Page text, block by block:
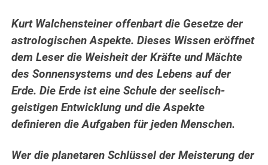
Kurt Walchensteiner offenbart die Gesetze der
astrologischen Aspekte. Dieses Wissen eröffnet
dem Leser die Weisheit der Kräfte und Mächte
des Sonnensystems und des Lebens auf der
Erde.Die Erde ist eine Schule der seelisch-
geistigen Entwicklung und die Aspekte
definieren die Aufgaben für jeden Menschen.
Wer die planetaren Schlüssel der Meisterung der